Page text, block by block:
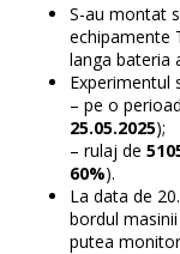
S-au montat
echipamente
langa bateria
Experimentul
– pe o
25.05.2025);
– rulaj de
60%).
La data de
bordul
putea